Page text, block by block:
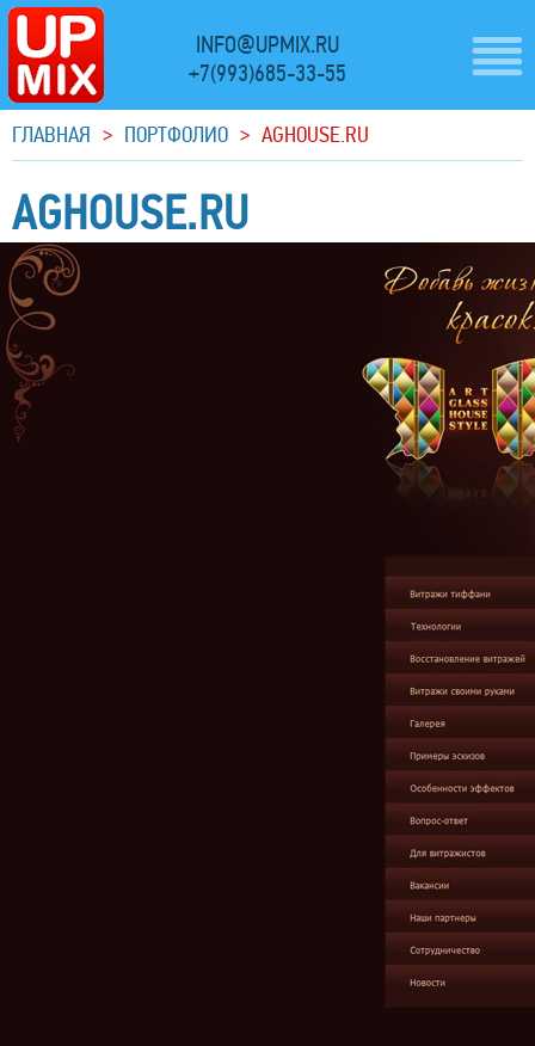
INFO@UPMIX.RU
+7(993)685-33-55
ГЛАВНАЯ > ПОРТФОЛИО > AGHOUSE.RU
AGHOUSE.RU